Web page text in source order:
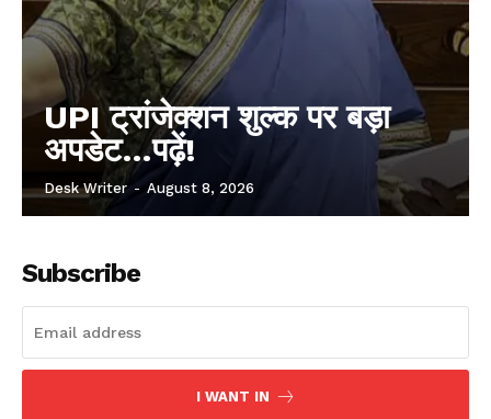
UPI ट्रांजेक्शन शुल्क पर बड़ा
अपडेट…पढ़ें!
Desk Writer - August 8, 2026
Subscribe
I WANT IN